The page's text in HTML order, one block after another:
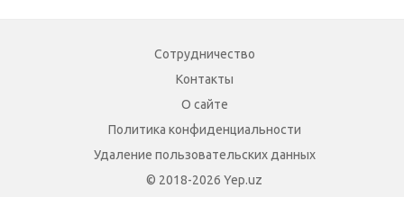
Сотрудничество
Контакты
О сайте
Политика конфиденциальности
Удаление пользовательских данных
© 2018-2026 Yep.uz